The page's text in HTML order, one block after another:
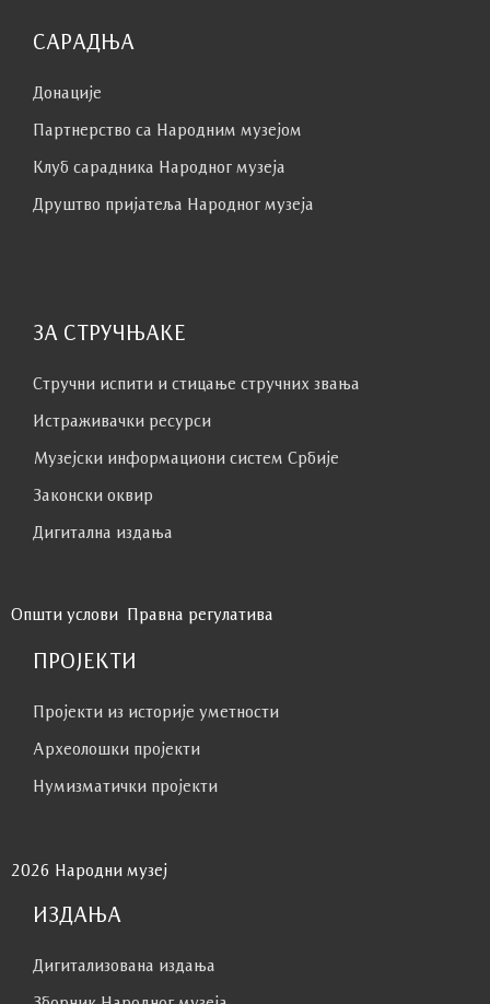
САРАДЊА
Донације
Партнерство са Народним музејoм
Клуб сaрaдникa Народног музеја
Друштво пријатеља Народног музеја
ЗА СТРУЧЊАКЕ
Стручни испити и стицање стручних звања
Истраживачки ресурси
Музејски информациони систем Србије
Законски оквир
Дигитална издања
Општи услови Правна регулатива
ПРОЈЕКТИ
Пројекти из историје уметности
Археолошки пројекти
Нумизматички пројекти
2026 Народни музеј
ИЗДАЊА
Дигитализована издања